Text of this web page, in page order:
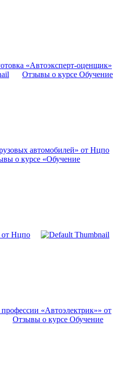
«Автоэксперт-оценщик»
Отзывы о курсе Обучение
автомобилей» от Нцпо
о курсе «Обучение
от Нцпо
«Автоэлектрик»» от
Отзывы о курсе Обучение